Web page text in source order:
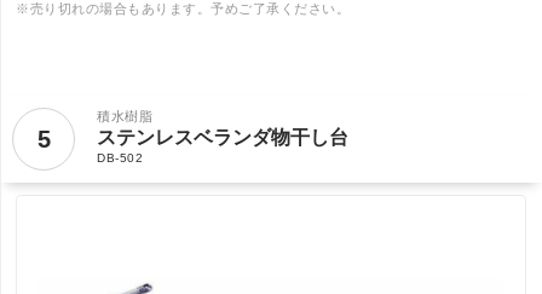
※売り切れの場合もあります。予めご了承ください。
5
積水樹脂
ステンレスベランダ物干し台
DB-502